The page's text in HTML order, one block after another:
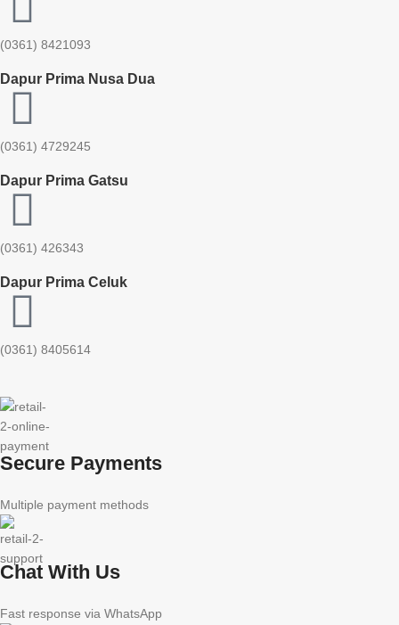
(0361) 8421093
Dapur Prima Nusa Dua
(0361) 4729245
Dapur Prima Gatsu
(0361) 426343
Dapur Prima Celuk
(0361) 8405614
Secure Payments
Multiple payment methods
Chat With Us
Fast response via WhatsApp